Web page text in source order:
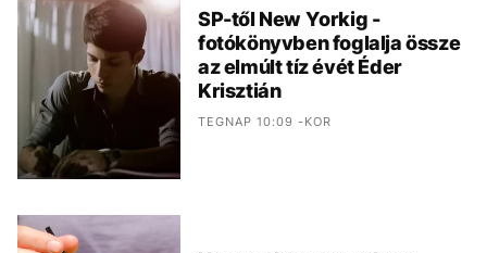
SP-től New Yorkig -
fotókönyvben foglalja össze
az elmúlt tíz évét Éder
Krisztián
TEGNAP 10:09 -KOR